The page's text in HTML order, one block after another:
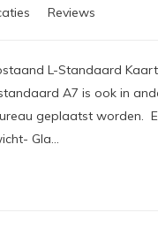
Reviews
L-Standaard
A7 is ook in
geplaatst worden.
Gla...